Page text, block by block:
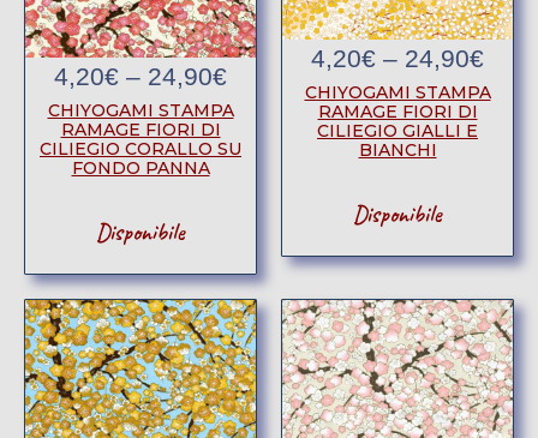
4,20€ – 24,90€
CHIYOGAMI STAMPA
RAMAGE FIORI DI
CILIEGIO CORALLO SU
FONDO PANNA
Disponibile
4,20€ – 24,90€
CHIYOGAMI STAMPA
RAMAGE FIORI DI
CILIEGIO GIALLI E
BIANCHI
Disponibile